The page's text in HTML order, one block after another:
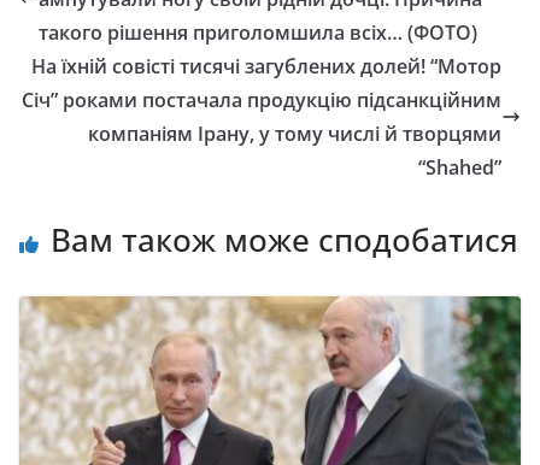
такого рішення приголомшила всіх… (ФОТО)
На їхній совісті тисячі загублених долей! “Мотор
Січ” роками постачала продукцію підсанкційним
компаніям Ірану, у тому числі й творцями
“Shahed”
Вам також може сподобатися